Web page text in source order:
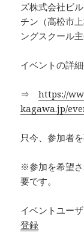
ズ株式会社ビ
チン（高松市
ングスクール
イベントの詳
⇒https://
kagawa.jp/
只今、参加者
※参加を希望
要です。
イベントユー
登録